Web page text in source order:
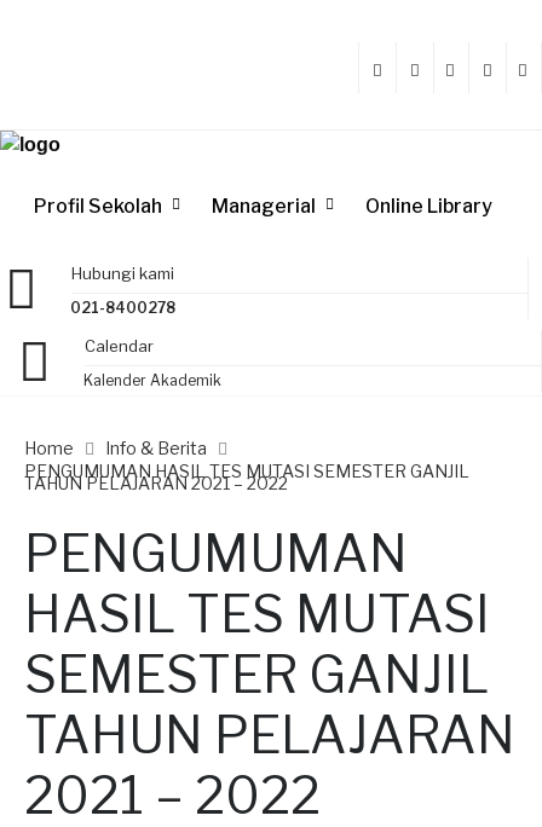
Profil Sekolah Managerial Online Library
Hubungi kami
021-8400278
Calendar
Kalender Akademik
Home
Info & Berita
PENGUMUMAN HASIL TES MUTASI SEMESTER GANJIL
TAHUN PELAJARAN 2021 – 2022
PENGUMUMAN
HASIL TES MUTASI
SEMESTER GANJIL
TAHUN PELAJARAN
2021 – 2022